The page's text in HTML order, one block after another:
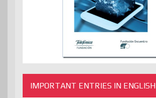
IMPORTANT ENTRIES IN ENGLISH